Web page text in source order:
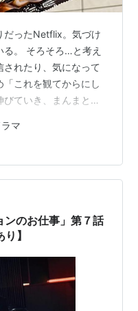
だったNetflix。気づけ
る。 そろそろ…と考え
れたり、気になって
これを観てからにし
ていき、まんまと罠
家族全員がわりと観
うわけで、もはやい
るけれど、せっかくな
とめておきたいと思
画） わたしは、映画
だ。 …
マ
のお仕事」第７話
】